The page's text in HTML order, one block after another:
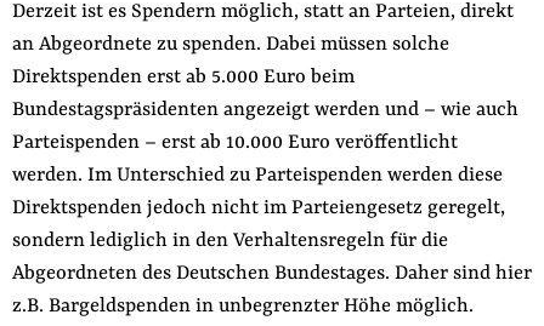
Derzeit ist es Spendern möglich, statt an Parteien, direkt
an Abgeordnete zu spenden. Dabei müssen solche
Direktspenden erst ab 5.000 Euro beim
Bundestagspräsidenten angezeigt werden und – wie auch
Parteispenden – erst ab 10.000 Euro veröffentlicht
werden. Im Unterschied zu Parteispenden werden diese
Direktspenden jedoch nicht im Parteiengesetz geregelt,
sondern lediglich in den Verhaltensregeln für die
Abgeordneten des Deutschen Bundestages. Daher sind hier
z.B. Bargeldspenden in unbegrenzter Höhe möglich.